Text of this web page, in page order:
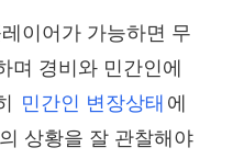
이어가 가능하면 무
며 경비와 민간인에
민간인 변장상태 에
상황을 잘 관찰해야